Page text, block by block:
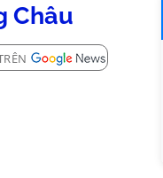
Châu